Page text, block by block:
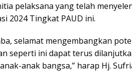
pelaksana yang telah
2024 Tingkat PAUD ini.
selamat mengembangkan
seperti ini dapat terus
anak bangsa,” harap Hj.